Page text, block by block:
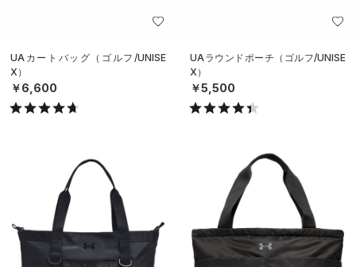
UAカートバッグ（ゴルフ/UNISE
X）
￥6,600
UAラウンドポーチ（ゴルフ/UNISE
X）
￥5,500